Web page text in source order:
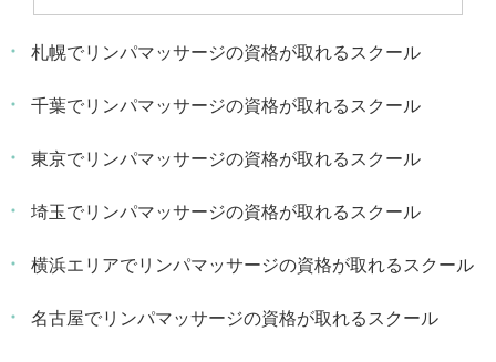
札幌でリンパマッサージの資格が取れるスクール
千葉でリンパマッサージの資格が取れるスクール
東京でリンパマッサージの資格が取れるスクール
埼玉でリンパマッサージの資格が取れるスクール
横浜エリアでリンパマッサージの資格が取れるスクール
名古屋でリンパマッサージの資格が取れるスクール